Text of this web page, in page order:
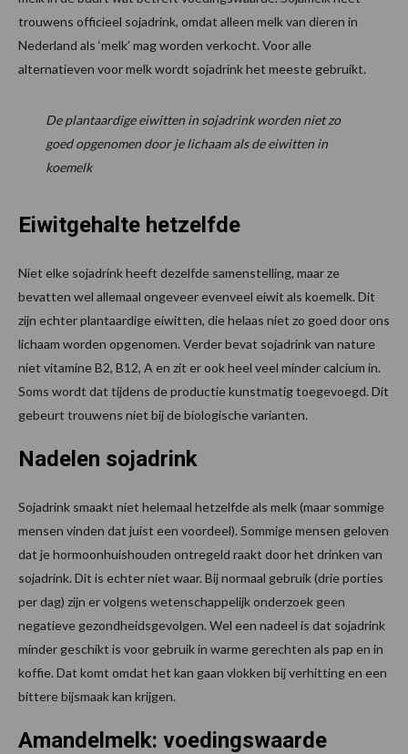
trouwens officieel sojadrink, omdat alleen melk van dieren in
Nederland als ‘melk’ mag worden verkocht. Voor alle
alternatieven voor melk wordt sojadrink het meeste gebruikt.
De plantaardige eiwitten in sojadrink worden niet zo
goed opgenomen door je lichaam als de eiwitten in
koemelk
Eiwitgehalte hetzelfde
Niet elke sojadrink heeft dezelfde samenstelling, maar ze
bevatten wel allemaal ongeveer evenveel eiwit als koemelk. Dit
zijn echter plantaardige eiwitten, die helaas niet zo goed door ons
lichaam worden opgenomen. Verder bevat sojadrink van nature
niet vitamine B2, B12, A en zit er ook heel veel minder calcium in.
Soms wordt dat tijdens de productie kunstmatig toegevoegd. Dit
gebeurt trouwens niet bij de biologische varianten.
Nadelen sojadrink
Sojadrink smaakt niet helemaal hetzelfde als melk (maar sommige
mensen vinden dat juist een voordeel). Sommige mensen geloven
dat je hormoonhuishouden ontregeld raakt door het drinken van
sojadrink. Dit is echter niet waar. Bij normaal gebruik (drie porties
per dag) zijn er volgens wetenschappelijk onderzoek geen
negatieve gezondheidsgevolgen. Wel een nadeel is dat sojadrink
minder geschikt is voor gebruik in warme gerechten als pap en in
koffie. Dat komt omdat het kan gaan vlokken bij verhitting en een
bittere bijsmaak kan krijgen.
Amandelmelk: voedingswaarde